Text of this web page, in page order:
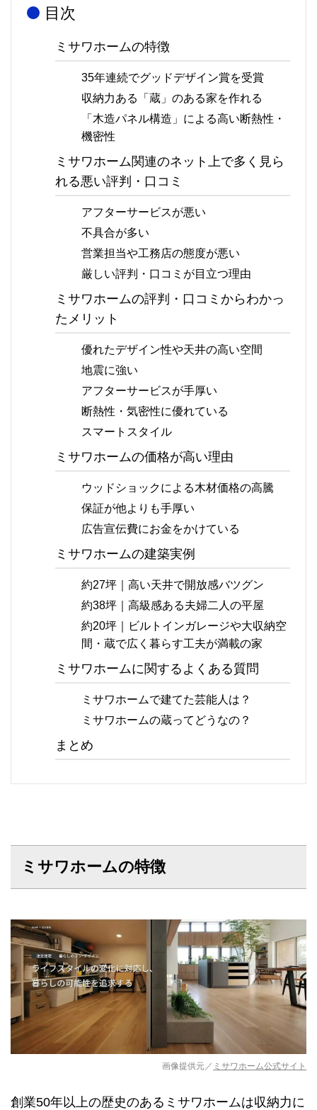
目次
ミサワホームの特徴
35年連続でグッドデザイン賞を受賞
収納力ある「蔵」のある家を作れる
「木造パネル構造」による高い断熱性・
機密性
ミサワホーム関連のネット上で多く見ら
れる悪い評判・口コミ
アフターサービスが悪い
不具合が多い
営業担当や工務店の態度が悪い
厳しい評判・口コミが目立つ理由
ミサワホームの評判・口コミからわかっ
たメリット
優れたデザイン性や天井の高い空間
地震に強い
アフターサービスが手厚い
断熱性・気密性に優れている
スマートスタイル
ミサワホームの価格が高い理由
ウッドショックによる木材価格の高騰
保証が他よりも手厚い
広告宣伝費にお金をかけている
ミサワホームの建築実例
約27坪｜高い天井で開放感バツグン
約38坪｜高級感ある夫婦二人の平屋
約20坪｜ビルトインガレージや大収納空
間・蔵で広く暮らす工夫が満載の家
ミサワホームに関するよくある質問
ミサワホームで建てた芸能人は？
ミサワホームの蔵ってどうなの？
まとめ
ミサワホームの特徴
画像提供元／ ミサワホーム公式サイト
創業50年以上の歴史のあるミサワホームは収納力に